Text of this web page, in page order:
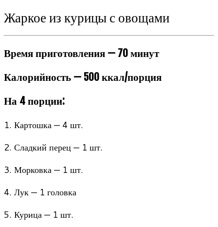
Жаркое из курицы с овощами
Время приготовления — 70 минут
Калорийность — 500 ккал/порция
На 4 порции:
1. Картошка — 4 шт.
2. Сладкий перец — 1 шт.
3. Морковка — 1 шт.
4. Лук — 1 головка
5. Курица — 1 шт.